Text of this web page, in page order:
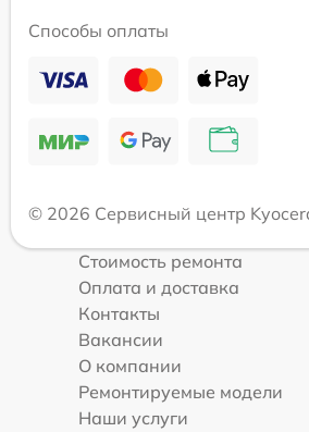
Способы оплаты
© 2026 Сервисный центр
Стоимость ремонта
Оплата и доставка
Контакты
Вакансии
О компании
Ремонтируемые модели
Наши услуги